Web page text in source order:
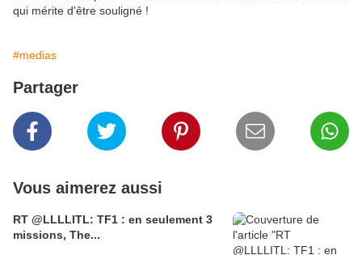
qui mérite d'être souligné !
#medias
Partager
Vous aimerez aussi
RT @LLLLITL: TF1 : en seulement 3
missions, The...